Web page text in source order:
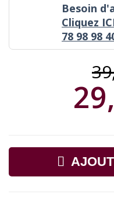
Besoin
Cliquez
78 98 98